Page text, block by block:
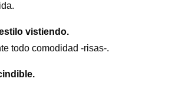
vistiendo.
todo comodidad -risas-.